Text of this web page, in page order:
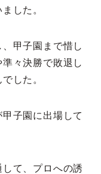
した。
甲子園まで惜し
々決勝で敗退し
した。
甲子園に出場して
て、プロへの誘